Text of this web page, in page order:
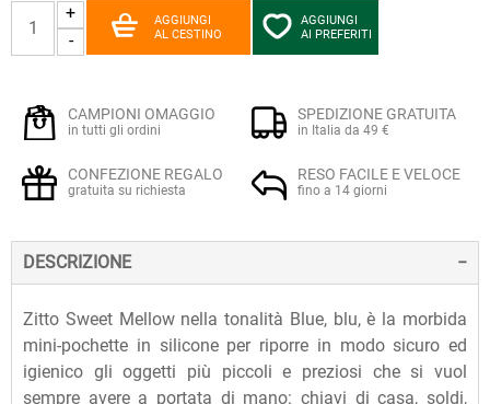
+
-
AGGIUNGI
AL CESTINO
AGGIUNGI
AI PREFERITI
CAMPIONI OMAGGIO
in tutti gli ordini
SPEDIZIONE GRATUITA
in Italia da 49 €
CONFEZIONE REGALO
gratuita su richiesta
RESO FACILE E VELOCE
fino a 14 giorni
DESCRIZIONE
Zitto Sweet Mellow nella tonalità Blue, blu, è la morbida
mini-pochette in silicone per riporre in modo sicuro ed
igienico gli oggetti più piccoli e preziosi che si vuol
sempre avere a portata di mano: chiavi di casa, soldi,